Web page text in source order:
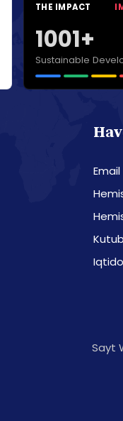
THE IMPACT
1001+
Sustainable
Email
Sayt